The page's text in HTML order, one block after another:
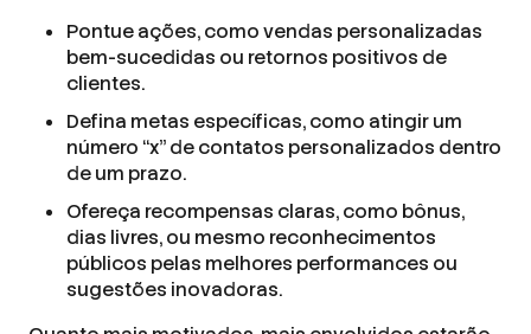
Pontue ações, como vendas personalizadas
bem-sucedidas ou retornos positivos de
clientes.
Defina metas específicas, como atingir um
número “x” de contatos personalizados dentro
de um prazo.
Ofereça recompensas claras, como bônus,
dias livres, ou mesmo reconhecimentos
públicos pelas melhores performances ou
sugestões inovadoras.